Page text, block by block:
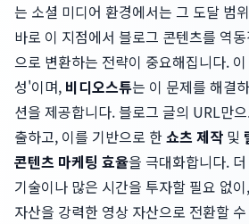
는 소셜 미디어 환경에서는 그 도달 범
바로 이 지점에서 블로그 콘텐츠를 역동
으로 변환하는 전략이 중요해집니다.
성'이며, 비디오스튜는 이 문제를 해결
션을 제공합니다. 블로그 글의 URL만
출하고, 이를 기반으로 한쇼츠 제작 및
콘텐츠 마케팅 효율을 극대화합니다.
기술이나 많은 시간을 투자할 필요 없
자산을 강력한 영상 자산으로 전환할